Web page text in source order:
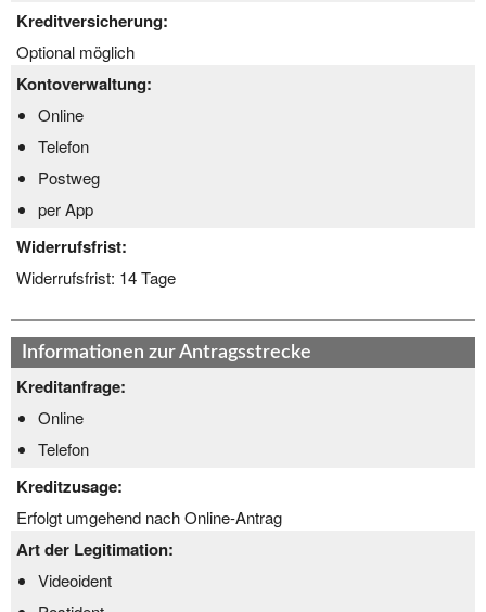
Kreditversicherung:
Optional möglich
Kontoverwaltung:
Online
Telefon
Postweg
per App
Widerrufsfrist:
Widerrufsfrist: 14 Tage
Informationen zur Antragsstrecke
Kreditanfrage:
Online
Telefon
Kreditzusage:
Erfolgt umgehend nach Online-Antrag
Art der Legitimation:
Videoident